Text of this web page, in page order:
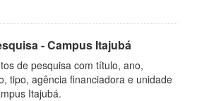
- Campus Itajubá
de pesquisa com título, ano,
tipo, agência financiadora e unidade
Itajubá.